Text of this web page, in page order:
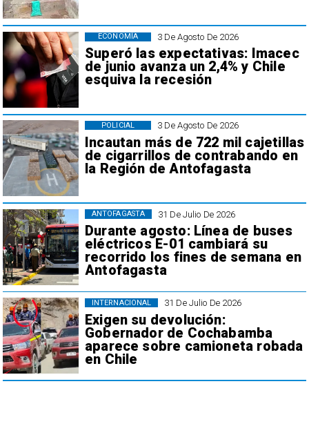
3 De Agosto De 2026
Superó las expectativas: Imacec
de junio avanza un 2,4% y Chile
esquiva la recesión
ECONOMÍA
3 De Agosto De 2026
Incautan más de 722 mil cajetillas
de cigarrillos de contrabando en
la Región de Antofagasta
POLICIAL
31 De Julio De 2026
Durante agosto: Línea de buses
eléctricos E-01 cambiará su
recorrido los fines de semana en
Antofagasta
ANTOFAGASTA
31 De Julio De 2026
Exigen su devolución:
Gobernador de Cochabamba
aparece sobre camioneta robada
en Chile
INTERNACIONAL